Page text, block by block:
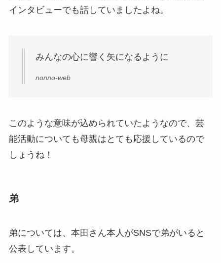
インタビューでも話していましたよね。
みんなの心に響く矢になるように
nonno-web
このような意味が込められていたようなので、芸
能活動についても母親はとても応援しているので
しょうね！
弟
弟については、本田さん本人がSNSで弟がいると
公表しています。